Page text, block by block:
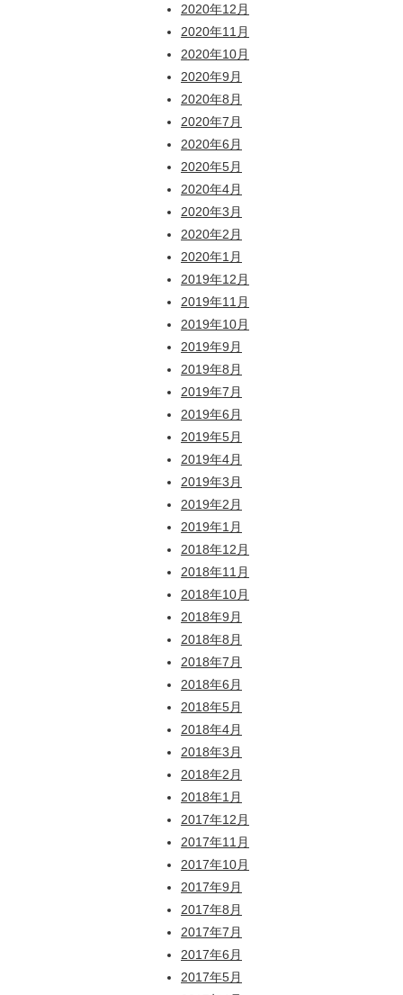
2020年12月
2020年11月
2020年10月
2020年9月
2020年8月
2020年7月
2020年6月
2020年5月
2020年4月
2020年3月
2020年2月
2020年1月
2019年12月
2019年11月
2019年10月
2019年9月
2019年8月
2019年7月
2019年6月
2019年5月
2019年4月
2019年3月
2019年2月
2019年1月
2018年12月
2018年11月
2018年10月
2018年9月
2018年8月
2018年7月
2018年6月
2018年5月
2018年4月
2018年3月
2018年2月
2018年1月
2017年12月
2017年11月
2017年10月
2017年9月
2017年8月
2017年7月
2017年6月
2017年5月